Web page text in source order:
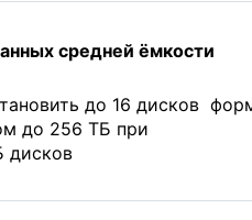
средней ёмкости
до 16 дисков
до 256 ТБ при
дисков